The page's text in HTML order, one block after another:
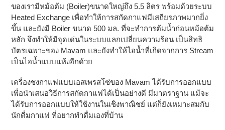
ไป
ยัง
ตะกร้า
สินค้า
ของ
ของเรามีหม้อต้ม (Boiler)ขนาดใหญ่ถึง 5.5 ลิตร พร้อมด้วยระบบ
Heated Exchange เพื่อทำให้การสกัดกาแฟมีเสถียรภาพมากยิ่ง
ขึ้น และยังมี Boiler ขนาด 500 มล. ที่จะทำการต้มน้ำก่อนหม้อต้ม
หลัก จึงทำให้มีจุดเด่นในระบบแลกเปลี่ยนความร้อน เป็นสิทธิ
บัตรเฉพาะของ Mavam และยังทำให้ไอน้ำที่เกิดจากการ Stream
เป็นไอน้ำแบบแห้งอีกด้วย
เครื่องชงกาแฟแบบเอสเพรสโซ่ของ Mavam ได้รับการออกแบบ
เพื่อนำเสนอวิธีการสกัดกาแฟได้เป็นอย่างดี มีมาตราฐาน แม้จะ
ได้รับการออกแบบให้ใช้งานในเชิงพาณิชย์ แต่ก็ยังเหมาะสมกับ
นักดื่มกาแฟ ที่อยากทำดื่มเองที่บ้าน